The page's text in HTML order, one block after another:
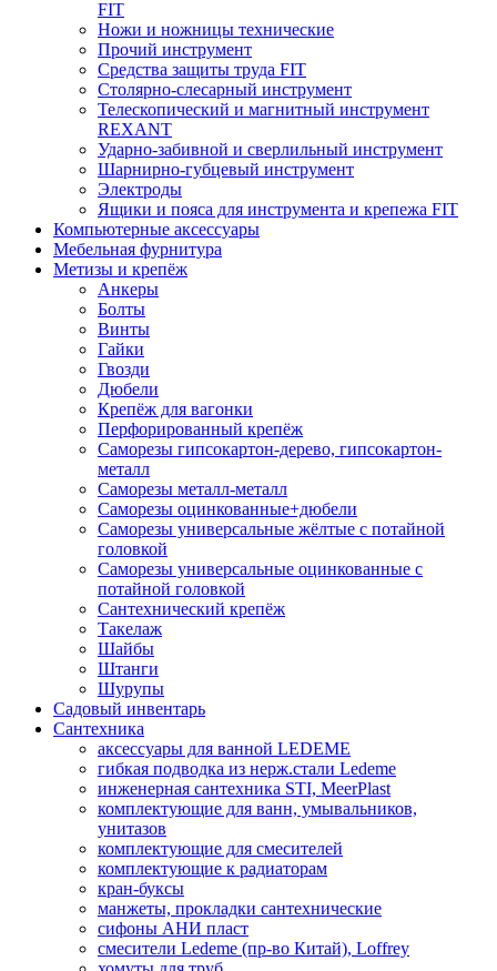
FIT
Ножи и ножницы технические
Прочий инструмент
Средства защиты труда FIT
Столярно-слесарный инструмент
Телескопический и магнитный инструмент
REXANT
Ударно-забивной и сверлильный инструмент
Шарнирно-губцевый инструмент
Электроды
Ящики и пояса для инструмента и крепежа FIT
Компьютерные аксессуары
Мебельная фурнитура
Метизы и крепёж
Анкеры
Болты
Винты
Гайки
Гвозди
Дюбели
Крепёж для вагонки
Перфорированный крепёж
Саморезы гипсокартон-дерево, гипсокартон-
металл
Саморезы металл-металл
Саморезы оцинкованные+дюбели
Саморезы универсальные жёлтые с потайной
головкой
Саморезы универсальные оцинкованные с
потайной головкой
Сантехнический крепёж
Такелаж
Шайбы
Штанги
Шурупы
Садовый инвентарь
Сантехника
аксессуары для ванной LEDEME
гибкая подводка из нерж.стали Ledeme
инженерная сантехника STI, MeerPlast
комплектующие для ванн, умывальников,
унитазов
комплектующие для смесителей
комплектующие к радиаторам
кран-буксы
манжеты, прокладки сантехнические
сифоны АНИ пласт
смесители Ledeme (пр-во Китай), Loffrey